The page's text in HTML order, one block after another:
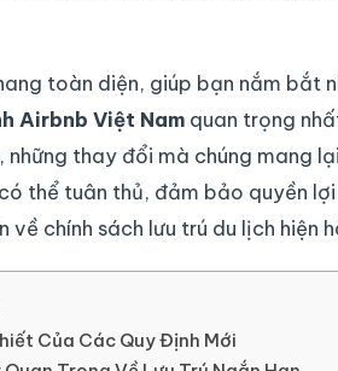
toàn diện, giúp bạn nắm bắt
Airbnb Việt Nam quan trọng
thay đổi mà chúng mang
thể tuân thủ, đảm bảo quyền
về chính sách lưu trú du lịch hiện
Của Các Quy Định Mới